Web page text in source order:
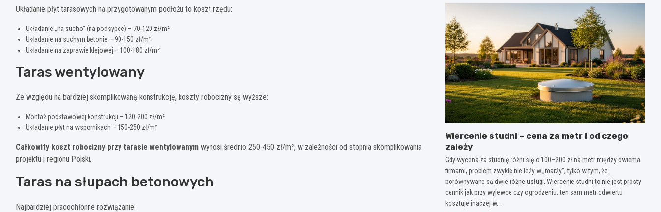
Układanie płyt tarasowych na przygotowanym podłożu to koszt rzędu:
Układanie „na sucho” (na podsypce) – 70-120 zł/m²
Układanie na suchym betonie – 90-150 zł/m²
Układanie na zaprawie klejowej – 100-180 zł/m²
Taras wentylowany
Ze względu na bardziej skomplikowaną konstrukcję, koszty robocizny są wyższe:
Montaż podstawowej konstrukcji – 120-200 zł/m²
Układanie płyt na wspornikach – 150-250 zł/m²
Całkowity koszt robocizny przy tarasie wentylowanym wynosi średnio 250-450 zł/m², w zależności od stopnia skomplikowania
projektu i regionu Polski.
Taras na słupach betonowych
Najbardziej pracochłonne rozwiązanie:
Wiercenie studni – cena za metr i od czego
zależy
Gdy wycena za studnię różni się o 100–200 zł na metr między dwiema
firmami, problem zwykle nie leży w „marży”, tylko w tym, że
porównywane są dwie różne usługi. Wiercenie studni to nie jest prosty
cennik jak przy wylewce czy ogrodzeniu: ten sam metr odwiertu
kosztuje inaczej w…